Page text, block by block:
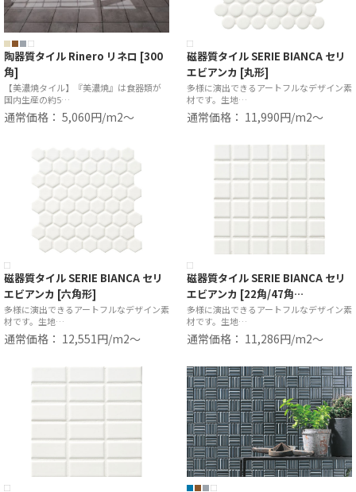
陶器質タイル Rinero リネロ [300
角]
【美濃焼タイル】『美濃焼』は食器類が
国内生産の約5…
通常価格： 5,060円/m2〜
磁器質タイル SERIE BIANCA セリ
エビアンカ [丸形]
多様に演出できるアートフルなデザイン素
材です。生地…
通常価格： 11,990円/m2〜
磁器質タイル SERIE BIANCA セリ
エビアンカ [六角形]
多様に演出できるアートフルなデザイン素
材です。生地…
通常価格： 12,551円/m2〜
磁器質タイル SERIE BIANCA セリ
エビアンカ [22角/47角…
多様に演出できるアートフルなデザイン素
材です。生地…
通常価格： 11,286円/m2〜